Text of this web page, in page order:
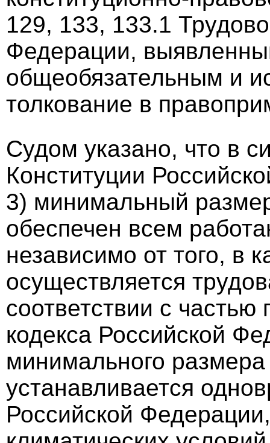
129, 133, 133.1
Федерации,
общеобязательным и
толкование в
Судом указано, что в
Конституции
3) минимальный
обеспечен всем
независимо от того, в
осуществляется
соответствии с частью
кодекса Российской
минимального
устанавливается
Российской